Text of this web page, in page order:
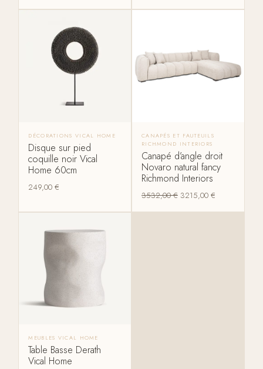
DÉCORATIONS VICAL HOME
Disque sur pied
coquille noir Vical
Home 60cm
249,00€
CANAPÉS ET FAUTEUILS
RICHMOND INTERIORS
Canapé d’angle droit
Novaro natural fancy
Richmond Interiors
3532,00€ 3215,00 €
MEUBLES VICAL HOME
Table Basse Derath
Vical Home